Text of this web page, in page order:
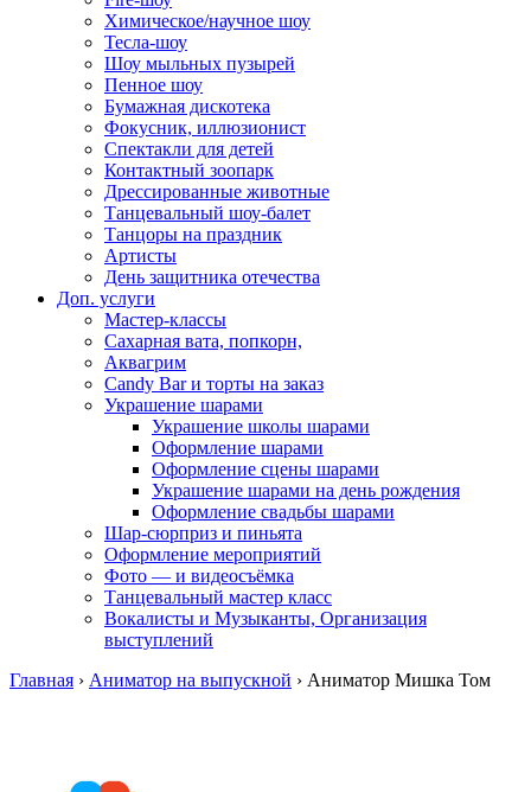
Химическое/научное шоу
Тесла-шоу
Шоу мыльных пузырей
Пенное шоу
Бумажная дискотека
Фокусник, иллюзионист
Спектакли для детей
Контактный зоопарк
Дрессированные животные
Танцевальный шоу-балет
Танцоры на праздник
Артисты
День защитника отечества
Доп. услуги
Мастер-классы
Сахарная вата, попкорн,
Аквагрим
Candy Bar и торты на заказ
Украшение шарами
Украшение школы шарами
Оформление шарами
Оформление сцены шарами
Украшение шарами на день рождения
Оформление свадьбы шарами
Шар-сюрприз и пиньята
Оформление мероприятий
Фото — и видеосъёмка
Танцевальный мастер класс
Вокалисты и Музыканты, Организация
выступлений
Главная › Аниматор на выпускной › Аниматор Мишка Том